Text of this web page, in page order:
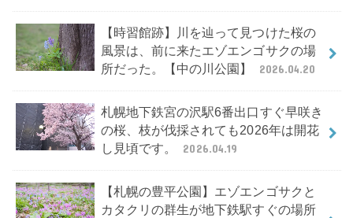
【時習館跡】川を辿って見つけた桜の
風景は、前に来たエゾエンゴサクの場
所だった。【中の川公園】
2026.04.20
札幌地下鉄宮の沢駅6番出口すぐ早咲き
の桜、枝が伐採されても2026年は開花
し見頃です。
2026.04.19
【札幌の豊平公園】エゾエンゴサクと
カタクリの群生が地下鉄駅すぐの場所